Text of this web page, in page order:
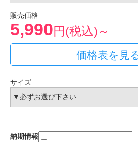
販売価格
5,990円(税込)～
価格表を見
サイズ
納期情報